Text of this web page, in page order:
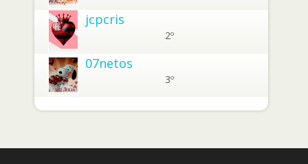
jcpcris
2º
07netos
3º